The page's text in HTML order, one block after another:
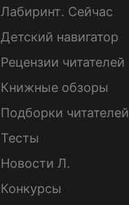
Лабиринт. Сейчас
Детский навигатор
Рецензии читателей
Книжные обзоры
Подборки читателей
Тесты
Новости Л.
Конкурсы